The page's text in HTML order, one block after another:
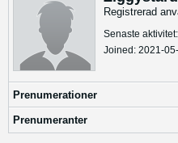
Registrerad
Senaste
Joined: 2021-
Prenumerationer
Prenumeranter